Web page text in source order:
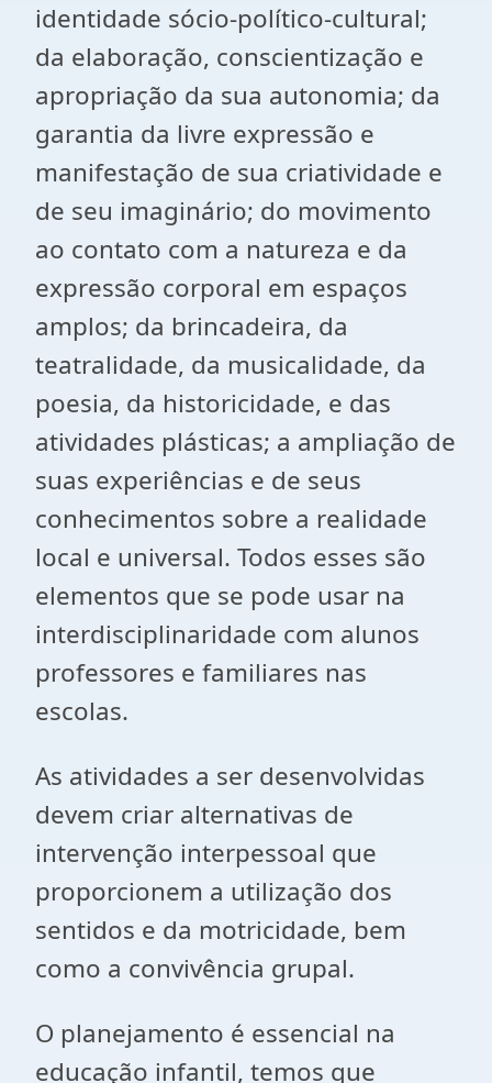
identidade sócio-político-cultural;
da elaboração, conscientização e
apropriação da sua autonomia; da
garantia da livre expressão e
manifestação de sua criatividade e
de seu imaginário; do movimento
ao contato com a natureza e da
expressão corporal em espaços
amplos; da brincadeira, da
teatralidade, da musicalidade, da
poesia, da historicidade, e das
atividades plásticas; a ampliação de
suas experiências e de seus
conhecimentos sobre a realidade
local e universal. Todos esses são
elementos que se pode usar na
interdisciplinaridade com alunos
professores e familiares nas
escolas.
As atividades a ser desenvolvidas
devem criar alternativas de
intervenção interpessoal que
proporcionem a utilização dos
sentidos e da motricidade, bem
como a convivência grupal.
O planejamento é essencial na
educação infantil, temos que